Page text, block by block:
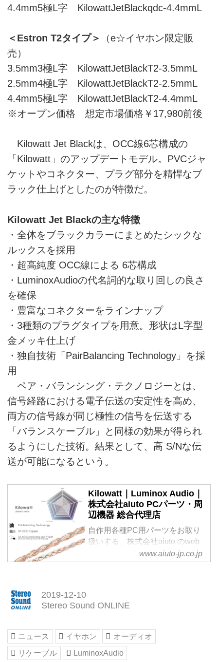
4.4mm5極L字 KilowattJetBlackqdc-4.4mmL
＜Estron T2タイプ＞
（e☆イヤホン限定販
売）
3.5mm3極L字 KilowattJetBlackT2-3.5mmL
2.5mm4極L字 KilowattJetBlackT2-2.5mmL
4.4mm5極L字 KilowattJetBlackT2-4.4mmL
※オープン価格 想定市場価格￥17,980前後
Kilowatt Jet Blackは、OCC線6芯構成の
「Kilowatt」のアップデートモデル。PVCジャ
ケットやコネクター、プラグ部分を精悍なブ
ラック仕上げとしたのが特徴だ。
Kilowatt Jet Blackの主な特徴
・全体をブラックカラーにまとめたシックな
ルックスを採用
・超高純度 OCC線による 6芯構成
・LuminoxAudioの代名詞的な取り回しの良さ
を確保
・豊富なコネクターをラインナップ
・3種類のプラグタイプを用意。形状はL字型
金メッキ仕上げ
・独自技術「PairBalancing Technology」を採
用
ペア・バランシング・テクノロジーとは、
信号経路における電子伝送の安定性を高め、
両方の信号線が同じ極性の信号を伝送する
「バランスケーブル」と同様の効果が得られ
るようにした技術。結果として、高 S/Nな伝
送が可能になるという。
Kilowatt｜Luminox Audio｜
株式会社aiuto PCパーツ・周
辺機器 総合代理店
自作用各種PC用パーツをお取り
扱いする、株式会社aiuto のweb
www.aiuto-jp.co.jp
2019-12-10
Stereo Sound ONLINE
ニュース イヤホン
オーディオ
リケーブル
LuminoxAudio